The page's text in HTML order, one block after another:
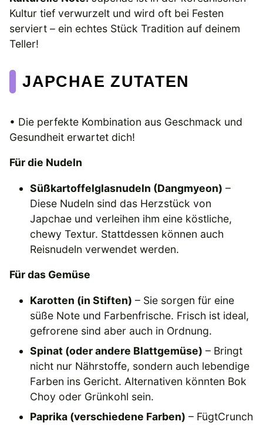
Kultur tief verwurzelt und wird oft bei Festen
serviert – ein echtes Stück Tradition auf deinem
Teller!
JAPCHAE ZUTATEN
• Die perfekte Kombination aus Geschmack und
Gesundheit erwartet dich!
Für die Nudeln
Süßkartoffelglasnudeln (Dangmyeon) –
Diese Nudeln sind das Herzstück von
Japchae und verleihen ihm eine köstliche,
chewy Textur. Stattdessen können auch
Reisnudeln verwendet werden.
Für das Gemüse
Karotten (in Stiften) – Sie sorgen für eine
süße Note und Farbenfrische. Frisch ist ideal,
gefrorene sind aber auch in Ordnung.
Spinat (oder andere Blattgemüse) – Bringt
nicht nur Nährstoffe, sondern auch lebendige
Farben ins Gericht. Alternativen könnten Bok
Choy oder Grünkohl sein.
Paprika (verschiedene Farben) – FügtCrunch